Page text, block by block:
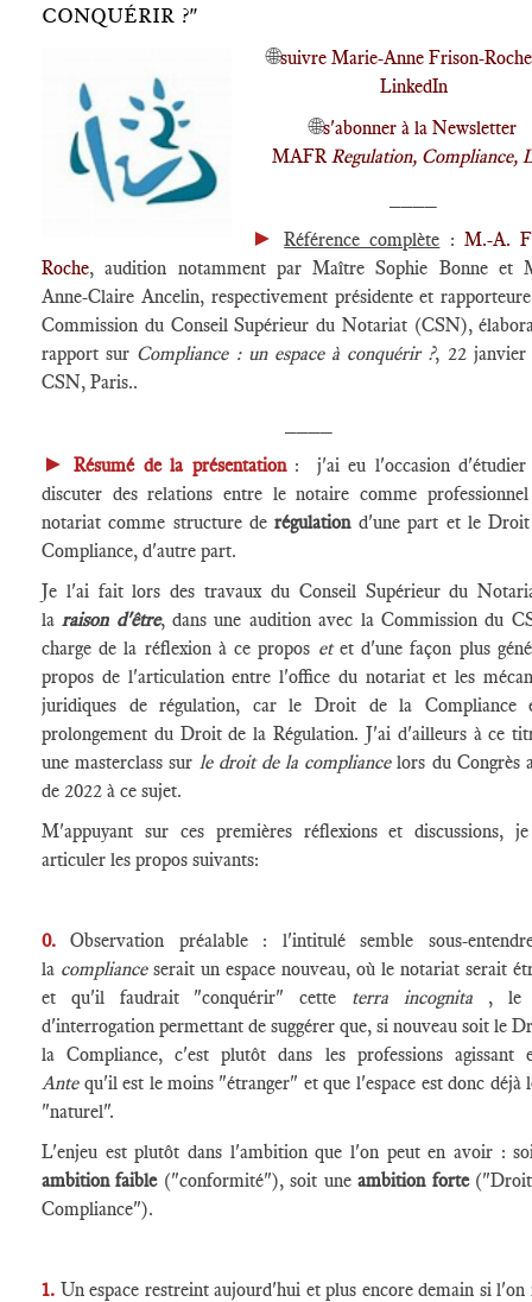
CONQUÉRIR ?"
🌐suivre Marie-Anne Frison-
LinkedIn
🌐s'abonner à la Newsletter
MAFRRegulation, Compliance,
► Référence complète : M.-A.
Roche, audition notamment par Maître Sophie Bonne et
Anne-Claire Ancelin, respectivement présidente et
Commission du Conseil Supérieur du Notariat (CSN),
rapport sur Compliance : un espace à conquérir ?, 22 janvier
CSN, Paris..
►Résumé de la présentation : j'ai eu l'occasion d'étudier
discuter des relations entre le notaire comme
notariat comme structure derégulationd'une part et le
Compliance, d'autre part.
Je l'ai fait lors des travaux du Conseil Supérieur du
laraison d'être, dans une audition avec la Commission du
charge de la réflexion à ce propos et et d'une façon plus
propos de l'articulation entre l'office du notariat et les
juridiques de régulation, car le Droit de la Compliance
prolongement du Droit de la Régulation. J'ai d'ailleurs à ce
une masterclass sur le droit de la compliancelors du Congrès
de 2022 à ce sujet.
M'appuyant sur ces premières réflexions et discussions,
articuler les propos suivants:
0.Observation préalable : l'intitulé semble sous-
la compliance serait un espace nouveau, où le notariat serait
et qu'il faudrait "conquérir" cette terra incognita , le
d'interrogation permettant de suggérer que, si nouveau soit le
la Compliance, c'est plutôt dans les professions
Ante qu'il est le moins "étranger" et que l'espace est donc déjà
"naturel".
L'enjeu est plutôt dans l'ambition que l'on peut en avoir :
ambition faible("conformité"), soit uneambition forte("Droit
Compliance").
1. Un espace restreint aujourd'hui et plus encore demain si l'on